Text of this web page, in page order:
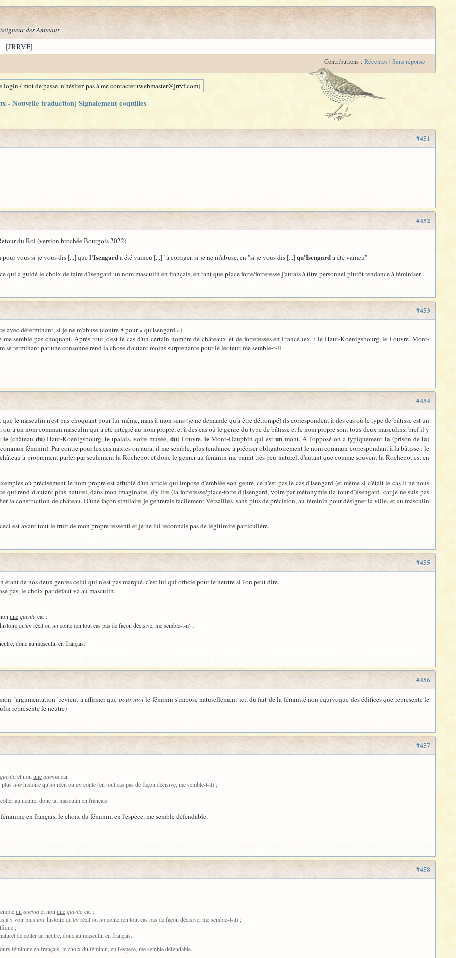
Seigneur des Anneaux.
[JRRVF]
Contributions : Récentes| Sans réponse
/ mot de passe, n'hésitez pas à me contacter (webmaster@jrrvf.com)
- Nouvelle traduction] Signalement coquilles
#451
#452
du Roi (version brochée Bourgois 2022)
vous si je vous dis [...] quel'Isengarda été vaincu [...]" à corriger, si je ne m'abuse, en "si je vous dis [...]qu'Isengarda été vaincu"
qui a guidé le choix de faire d'Isengard un nom masculin en français, en tant que place forte/forteresse j'aurais à titre personnel plutôt tendance à féminiser.
#453
avec déterminant, si je ne m'abuse (contre 8 pour « qu'Isengard »).
semble pas choquant. Après tout, c'est le cas d'un certain nombre de châteaux et de forteresses en France (ex. : le Haut-Koenigsbourg, le Louvre, Mont-
terminant par une consonne rend la chose d'autant moins surprenante pour le lecteur, me semble-t-il.
#454
le masculin n'est pas choquant pour lui-même, mais à mon sens (je ne demande qu'à être détrompé) ils correspondent à des cas où le type de bâtisse est un
à un nom commun masculin qui a été intégré au nom propre, et à des cas où le genre du type de bâtisse et le nom propre sont tous deux masculins, bref il y
:le (château du) Haut-Koenigsbourg, le(palais, voire musée, du) Louvre, leMont-Dauphin qui estun mont. A l'opposé on a typiquement la(prison de la)
féminin). Par contre pour les cas mixtes on aura, il me semble, plus tendance à préciser obligatoirement le nom commun correspondant à la bâtisse : le
à proprement parler par seulement la Rochepot et donc le genrer au féminin me parait très peu naturel, d'autant que comme souvent la Rochepot est en
où précisément le nom propre est affublé d'un article qui impose d'emblée son genre, ce n'est pas le cas d'Isengard (et même si c'était le cas il ne nous
qui rend d'autant plus naturel, dans mon imaginaire, d'y lire (la forteresse/place-forte d')Isengard, voire par métonymie (la tour d')Isengard, car je ne suis pas
la construction de château. D'une façon similaire je genrerais facilement Versailles, sans plus de précision, au féminin pour désigner la ville, et au masculin
est avant tout le fruit de mon propre ressenti et je ne lui reconnais pas de légitimité particulière.
#455
étant de nos deux genres celui qui n'est pas marqué, c'est lui qui officie pour le neutre si l'on peut dire.
pas, le choix par défaut va au masculin.
unequentacar :
histoire qu'unrécit ou unconte (en tout cas pas de façon décisive, me semble-t-il) ;
donc au masculin en français.
#456
"argumentation" revient à affirmer que pour moile féminin s'impose naturellement ici, du fait de la féminité non équivoque des édifices que représente le
représente le neutre)
#457
quentaet non unequentacar :
unehistoire qu'unrécit ou unconte (en tout cas pas de façon décisive, me semble-t-il) ;
au neutre, donc au masculin en français.
en français, le choix du féminin, en l'espèce, me semble défendable.
#458
un quentaet non unequentacar :
à y voir plus unehistoire qu'unrécit ou unconte (en tout cas pas de façon décisive, me semble-t-il) ;
;
de coller au neutre, donc au masculin en français.
féminine en français, le choix du féminin, en l'espèce, me semble défendable.